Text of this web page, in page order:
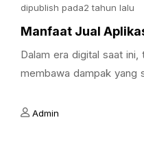
dipublish pada2 tahun lalu
Manfaat Jual
Dalam era digital saat
membawa dampak yang
Admin